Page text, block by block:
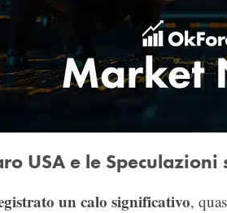
USA e le Speculazioni
un calo significativo,